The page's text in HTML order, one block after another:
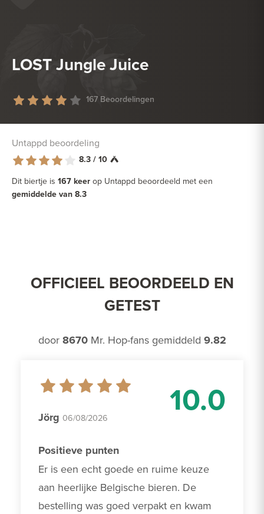
LOST Jungle Juice
167 Beoordelingen
Untappd beoordeling
8.3 / 10
Dit biertje is 167 keer op Untappd beoordeeld met een
gemiddelde van 8.3
OFFICIEEL BEOORDEELD EN
GETEST
door 8670Mr. Hop-fans gemiddeld 9.82
10.0
Jörg 06/08/2026
Positieve punten
Er is een echt goede en ruime keuze
aan heerlijke Belgische bieren. De
bestelling was goed verpakt en kwam